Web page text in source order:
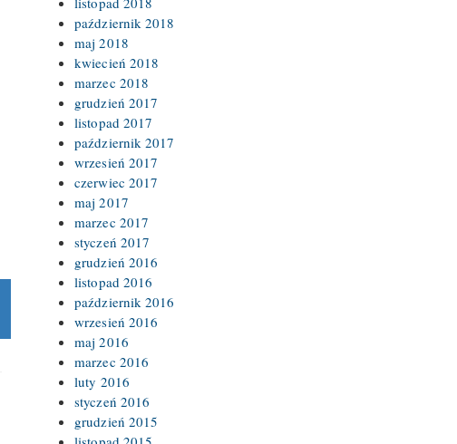
październik 2018
maj 2018
kwiecień 2018
marzec 2018
grudzień 2017
listopad 2017
październik 2017
wrzesień 2017
czerwiec 2017
maj 2017
marzec 2017
styczeń 2017
grudzień 2016
listopad 2016
październik 2016
wrzesień 2016
maj 2016
marzec 2016
luty 2016
styczeń 2016
grudzień 2015